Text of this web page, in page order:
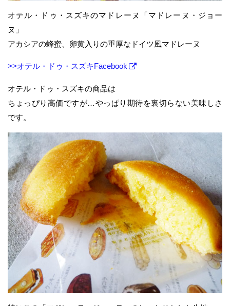
オテル・ドゥ・スズキのマドレーヌ「マドレーヌ・ジョー
ヌ」
アカシアの蜂蜜、卵黄入りの重厚なドイツ風マドレーヌ
>>オテル・ドゥ・スズキFacebook
オテル・ドゥ・スズキの商品は
ちょっぴり高価ですが…やっぱり期待を裏切らない美味しさ
です。